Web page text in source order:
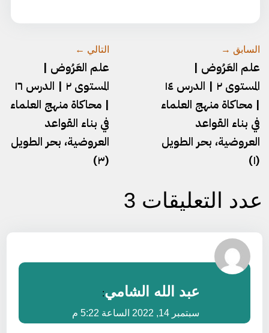
السابق →
علم العَرُوض |
المستوى ٢ | الدرس ١٤
| محاكاة منهج العلماء
في بناء القواعد
العروضية، بحر الطويل
(١)
التالي ←
علم العَرُوض |
المستوى ٢ | الدرس ١٦
| محاكاة منهج العلماء
في بناء القواعد
العروضية، بحر الطويل
(٣)
عدد التعليقات 3
عبد الله الشامي:
سبتمبر 14, 2022 الساعة 5:22 م